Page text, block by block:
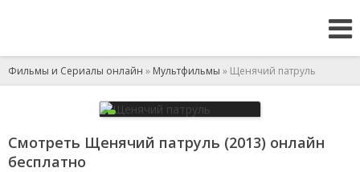
Фильмы и Сериалы онлайн » Мультфильмы » Щенячий патруль
Смотреть Щенячий патруль (2013) онлайн
бесплатно